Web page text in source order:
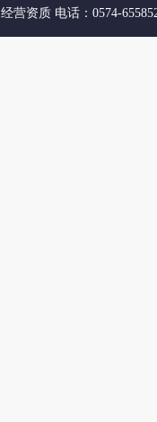
经营资质 电话：0574-